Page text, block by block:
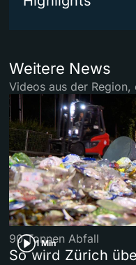
Weitere News
Videos aus der
1 Min
90 Tonnen Abfall
So wird Zürich